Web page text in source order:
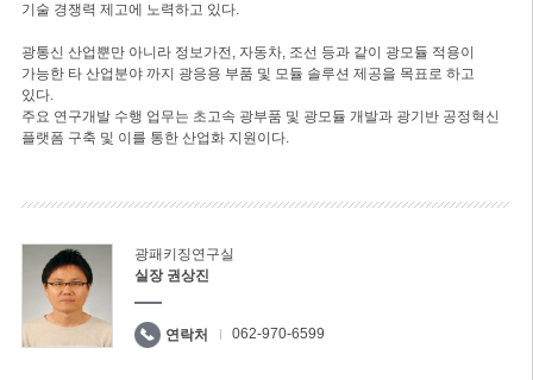
기술 경쟁력 제고에 노력하고 있다.
광통신 산업뿐만 아니라 정보가전, 자동차, 조선 등과 같이 광모듈 적용이
가능한 타 산업분야 까지 광응용 부품 및 모듈 솔루션 제공을 목표로 하고
있다.
주요 연구개발 수행 업무는 초고속 광부품 및 광모듈 개발과 광기반 공정혁신
플랫폼 구축 및 이를 통한 산업화 지원이다.
광패키징연구실
실장 권상진
연락처 062-970-6599